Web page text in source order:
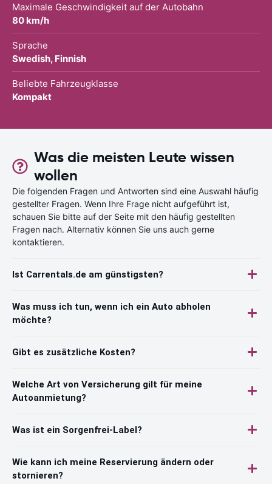
Maximale Geschwindigkeit auf der Autobahn
80 km/h
Sprache
Swedish, Finnish
Beliebte Fahrzeugklasse
Kompakt
Was die meisten Leute wissen
wollen
Die folgenden Fragen und Antworten sind eine Auswahl häufig
gestellter Fragen. Wenn Ihre Frage nicht aufgeführt ist,
schauen Sie bitte auf der Seite mit den häufig gestellten
Fragen nach. Alternativ können Sie uns auch gerne
kontaktieren.
Ist Carrentals.de am günstigsten?
Was muss ich tun, wenn ich ein Auto abholen
möchte?
Gibt es zusätzliche Kosten?
Welche Art von Versicherung gilt für meine
Autoanmietung?
Was ist ein Sorgenfrei-Label?
Wie kann ich meine Reservierung ändern oder
stornieren?